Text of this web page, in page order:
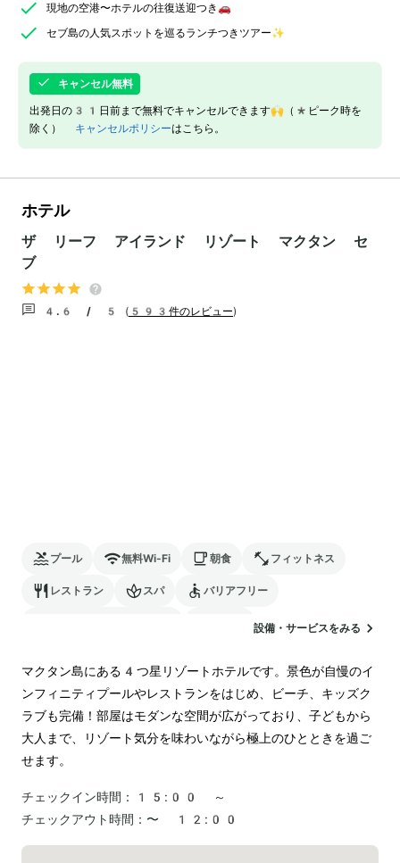
現地の空港〜ホテルの往復送迎つき🚗
セブ島の人気スポットを巡るランチつきツアー✨
キャンセル無料
出発日の31日前まで無料でキャンセルできます🙌（*ピーク時を
除く） キャンセルポリシーはこちら。
ホテル
ザ リーフ アイランド リゾート マクタン セ
ブ
4.6 / 5 ( 593件のレビュー)
プール 無料Wi-Fi 朝食 フィットネス
レストラン スパ バリアフリー
設備・サービスをみる
マクタン島にある4つ星リゾートホテルです。景色が自慢のイ
ンフィニティプールやレストランをはじめ、ビーチ、キッズク
ラブも完備！部屋はモダンな空間が広がっており、子どもから
大人まで、リゾート気分を味わいながら極上のひとときを過ご
せます。
チェックイン時間：
15:00 ～
チェックアウト時間： 〜 12:00